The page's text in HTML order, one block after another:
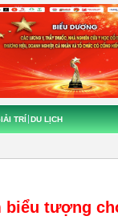
TRÍ DU LỊCH
biểu tượng